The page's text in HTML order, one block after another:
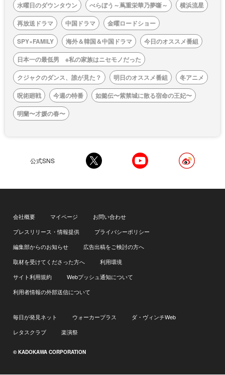
水曜日のダウンタウン べらぼう～蔦重栄華乃夢噺～
横浜流星
再放送ドラマ
中国ドラマ
金曜ロードショー
SPY×FAMILY
海外＆韓国＆中国ドラマ
今日のオススメ番組
日本一の最低男 ※私の家族はニセモノだった
クジャクのダンス、誰が見た？
明日のオススメ番組
冬アニメ
呪術廻戦
今週の特番
如懿伝〜紫禁城に散る宿命の王妃〜
明蘭〜才媛の春〜
公式SNS
会社概要 マイページ
お問い合わせ
プレスリリース・情報提供
プライバシーポリシー
編集部からのお知らせ
広告出稿をご検討の方へ
取材を受けてくださった方へ
利用環境
サイト利用規約
Webプッシュ通知について
利用者情報の外部送信について
毎日が発見ネット ウォーカープラス
ダ・ヴィンチWeb
レタスクラブ
楽演祭
© KADOKAWA CORPORATION